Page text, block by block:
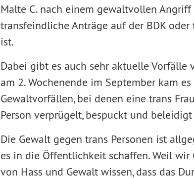
Malte C. nach einem gewaltvollen Angriff
transfeindliche Anträge auf der BDK
ist.
Dabei gibt es auch sehr aktuelle
am 2. Wochenende im September kam
Gewaltvorfällen, bei denen eine trans
Person verprügelt, bespuckt und
Die Gewalt gegen trans Personen ist
es in die Öffentlichkeit schaffen. Weil
von Hass und Gewalt wissen, dass das